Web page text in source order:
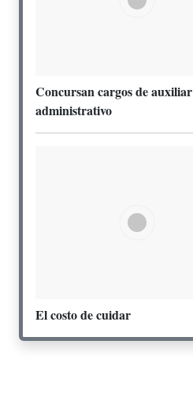
Concursan cargos de auxiliar
administrativo
El costo de cuidar